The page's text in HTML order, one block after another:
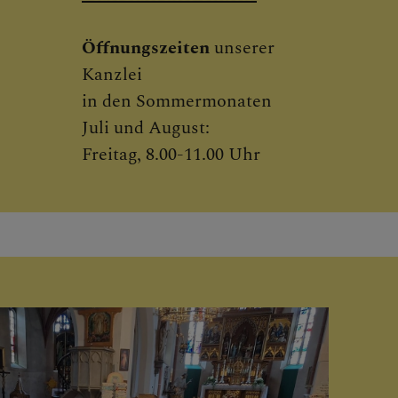
Pfarrblatt hier öffnen
Öffnungszeitenunserer
Kanzlei
in den Sommermonaten